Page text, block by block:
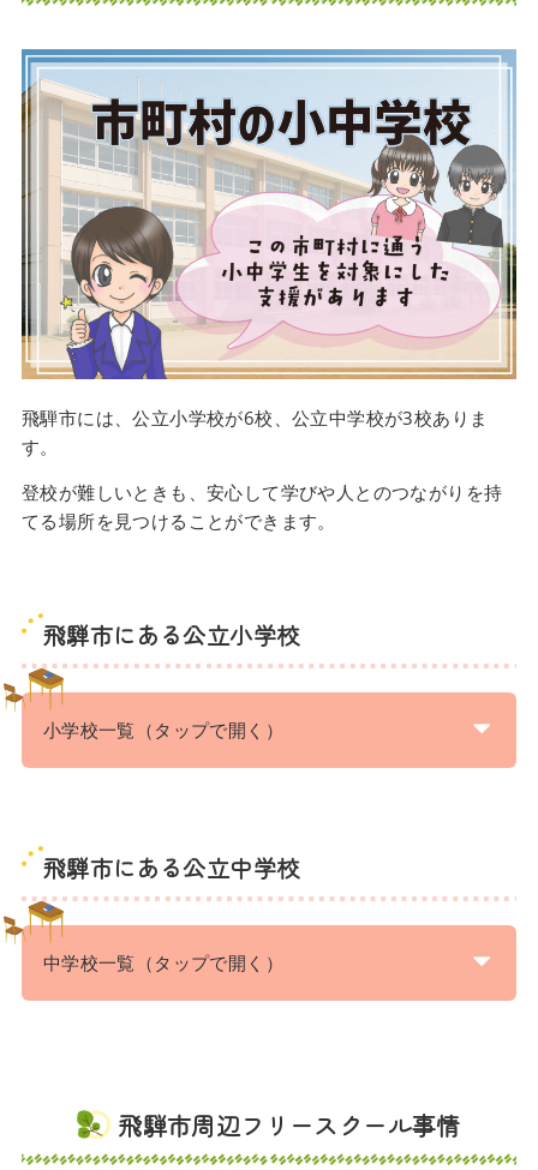
飛騨市には、公立小学校が6校、公立中学校が3校ありま
す。
登校が難しいときも、安心して学びや人とのつながりを持
てる場所を見つけることができます。
飛騨市にある公立小学校
小学校一覧（タップで開く）
飛騨市にある公立中学校
中学校一覧（タップで開く）
飛騨市周辺フリースクール事情